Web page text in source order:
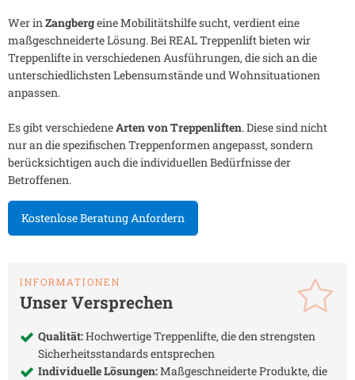
Wer inZangbergeine Mobilitätshilfe sucht, verdient eine
maßgeschneiderte Lösung. Bei REAL Treppenlift bieten wir
Treppenlifte in verschiedenen Ausführungen, die sich an die
unterschiedlichsten Lebensumstände und Wohnsituationen
anpassen.
Es gibt verschiedeneArten von Treppenliften. Diese sind nicht
nur an die spezifischen Treppenformen angepasst, sondern
berücksichtigen auch die individuellen Bedürfnisse der
Betroffenen.
Kostenlose Beratung Anfordern
INFORMATIONEN
Unser Versprechen
Qualität:Hochwertige Treppenlifte, die den strengsten
Sicherheitsstandards entsprechen
Individuelle Lösungen:Maßgeschneiderte Produkte, die